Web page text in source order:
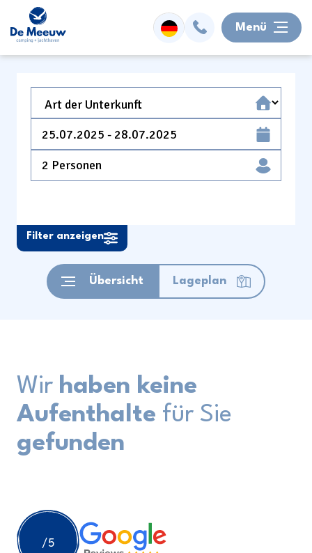
Menü
Übernachtung
Einrichtungen
Wassersport
Aktivitäten
Informationen
Camping
Kontakt
Arbeiten bei
2 Personen
Filter anzeigen
Übersicht Lageplan
Wir haben keine
Aufenthalte für Sie
gefunden